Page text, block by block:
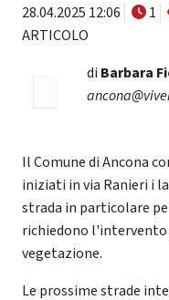
28.04.2025 12:06 1
ARTICOLO
di Barbara
Il Comune di Ancona
iniziati in via Ranieri i
strada in particolare
richiedono l'intervento
vegetazione.
Le prossime strade